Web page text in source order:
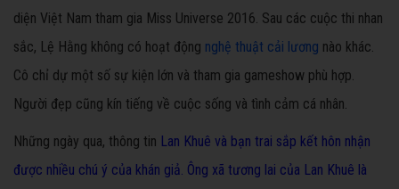
diện Việt Nam tham gia Miss Universe 2016. Sau các cuộc thi nhan
sắc, Lệ Hằng không có hoạt động nghệ thuật cải lương nào khác.
Cô chỉ dự một số sự kiện lớn và tham gia gameshow phù hợp.
Người đẹp cũng kín tiếng về cuộc sống và tình cảm cá nhân.
Những ngày qua, thông tin Lan Khuê và bạn trai sắp kết hôn nhận
được nhiều chú ý của khán giả. Ông xã tương lai của Lan Khuê là